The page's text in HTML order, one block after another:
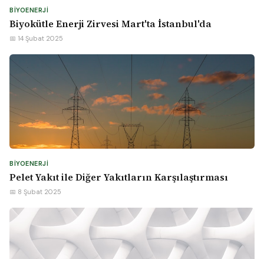
BIYOENERJI
Biyokütle Enerji Zirvesi Mart'ta İstanbul'da
📅 14 Şubat 2025
BIYOENERJI
Pelet Yakıt ile Diğer Yakıtların Karşılaştırması
📅 8 Şubat 2025